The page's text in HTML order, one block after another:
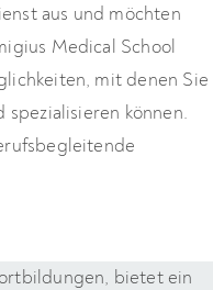
aus und möchten
Medical School
mit denen Sie
können.
bietet ein